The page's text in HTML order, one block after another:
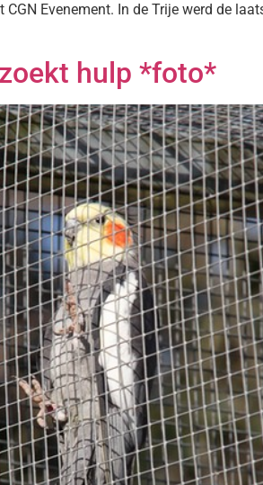
Evenement. In de Trije werd de
hulp *foto*